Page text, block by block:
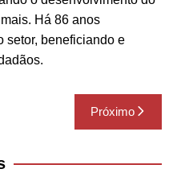
Há 86 anos
setor, beneficiando e
Próximo